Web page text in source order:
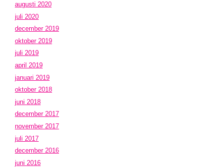
augusti 2020
juli 2020
december 2019
oktober 2019
juli 2019
april 2019
januari 2019
oktober 2018
juni 2018
december 2017
november 2017
juli 2017
december 2016
juni 2016